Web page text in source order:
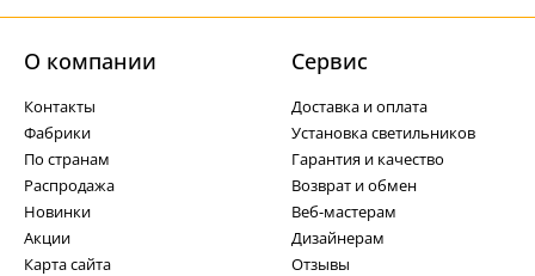
О компании
Контакты
Фабрики
По странам
Распродажа
Новинки
Акции
Карта сайта
Cервис
Доставка и оплата
Установка светильников
Гарантия и качество
Возврат и обмен
Веб-мастерам
Дизайнерам
Отзывы